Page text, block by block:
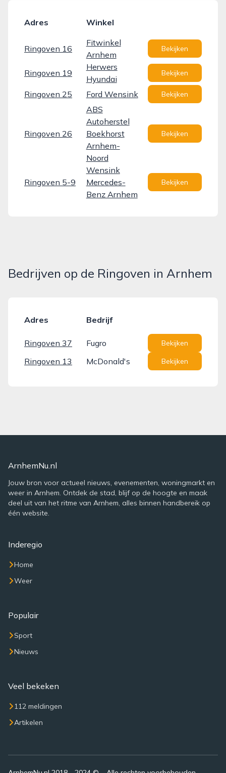
Adres Winkel
Ringoven 16
Fitwinkel
Arnhem
Bekijken
Ringoven 19
Herwers
Hyundai
Bekijken
Ringoven 25 Ford Wensink Bekijken
Ringoven 26
ABS
Autoherstel
Boekhorst
Arnhem-
Noord
Bekijken
Ringoven 5-9
Wensink
Mercedes-
Benz Arnhem
Bekijken
Bedrijven op de Ringoven in Arnhem
Adres Bedrijf
Ringoven 37 Fugro Bekijken
Ringoven 13 McDonald's Bekijken
ArnhemNu.nl
Jouw bron voor actueel nieuws, evenementen, woningmarkt en
weer in Arnhem. Ontdek de stad, blijf op de hoogte en maak
deel uit van het ritme van Arnhem, alles binnen handbereik op
één website.
Inderegio
Home
Weer
Populair
Sport
Nieuws
Veel bekeken
112 meldingen
Artikelen